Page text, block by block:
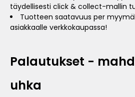
täydellisesti click & collect-mallin
Tuotteen saatavuus per
asiakkaalle verkkokaupassa!
Palautukset -
uhka